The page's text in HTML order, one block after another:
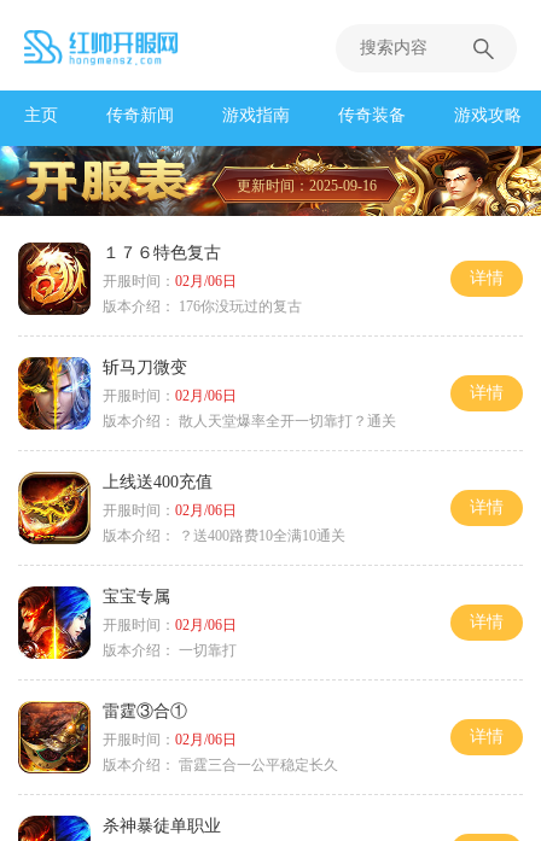
主页 传奇新闻 游戏指南 传奇装备 游戏攻略
更新时间：2025-09-16
１７６特色复古
开服时间： 02月/06日
版本介绍：
176你没玩过的复古
详情
斩马刀微变
开服时间： 02月/06日
版本介绍： 散人天堂爆率全开一切靠打？通关
详情
上线送400充值
开服时间： 02月/06日
版本介绍：
？送400路费10全满10通关
详情
宝宝专属
开服时间： 02月/06日
版本介绍： 一切靠打
详情
雷霆③合①
开服时间： 02月/06日
版本介绍： 雷霆三合一公平稳定长久
详情
杀神暴徒单职业